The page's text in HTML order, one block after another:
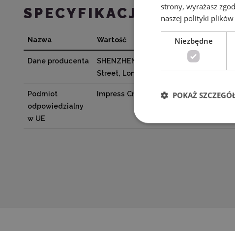
SPECYFIKACJA
Nazwa Wartość
Dane producenta
SHENZHEN JINGWEIXIAN
Street, Longgang District, Shenzhen
Podmiot
odpowiedzialny
w UE
Impress Creatives sp. z o.o.
strony, wyrażasz
naszej polityki plików
Niezbędne
POKAŻ